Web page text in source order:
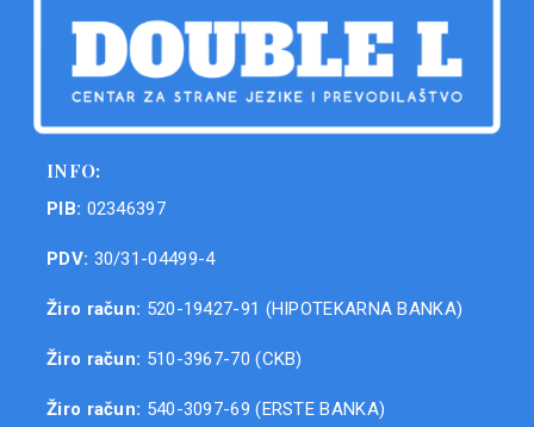
INFO:
PIB: 02346397
PDV: 30/31-04499-4
Žiro račun: 520-19427-91 (HIPOTEKARNA BANKA)
Žiro račun: 510-3967-70 (CKB)
Žiro račun: 540-3097-69 (ERSTE BANKA)